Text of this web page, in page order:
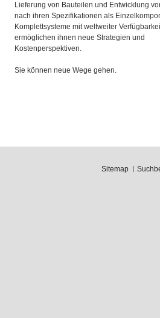
Lieferung von Bauteilen und Entwicklung
nach ihren Spezifikationen als
Komplettsysteme mit weltweiter
ermöglichen ihnen neue Strategien und
Kostenperspektiven.
Sie können neue Wege gehen.
Sitemap